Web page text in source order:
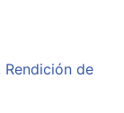
Rendición de